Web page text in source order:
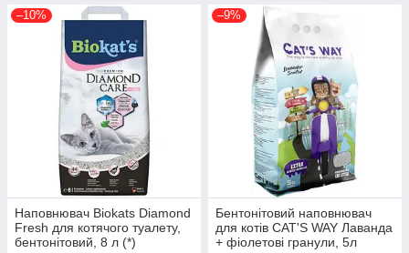
–10%
Наповнювач Biokats Diamond
Fresh для котячого туалету,
бентонітовий, 8 л (*)
–9%
Бентонітовий наповнювач
для котів CAT'S WAY Лаванда
+ фіолетові гранули, 5л